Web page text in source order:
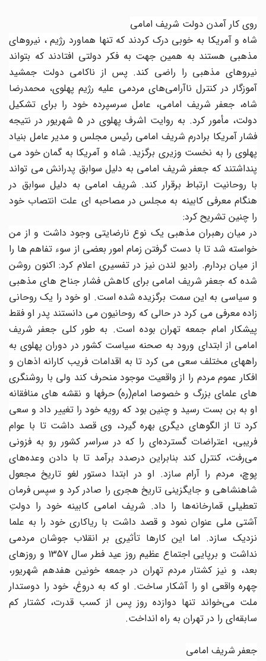
روی کار آمدن دولت شریف امامی
شاه و آمریکا به خوبی درک کردند که تنها هماورد رژیم ، نیروهای
مذهبی هستند به همین جهت به فکر دولتی افتادند که بتواند
نیروهای مذهبی را راضی کند. پس از ناکامی دولت جمشید
آموزگار در کنترل ناآرامی‌های مردمی علیه رژیم پهلوی، محمدرضا
شاه، جعفر شریف امامی، عامل سرسپرده خود را برای تشکیل
دولت، مأمور کرد. به روایت اشرف پهلوی در ۵ شهریور در نتیجه
فشار آمریکا برادرم شریف امامی رئیس مجلس و مدیر عامل بنیاد
پهلوی را به نخست وزیری برگزید. شاه و آمریکا به گمان خود می
پنداشتند که جعفر شریف امامی به دلیل سوابق پدرانش می تواند
با روحانیت ارتباط برقرار کند. شریف امامی به دلیل سوابق در
هنگام معرفی کابینه به مجلس در مصاحبه ای علت انتصاب خود
را چنین تشریح کرد:
در میان رهبران مذهبی یک نوع نارضایتی وجود داشت و از من
خواسته شد تا با دست گرفتن زمام امور بعضی از سوء تفاهم ها را
از میان بردارم. رادیو لندن نیز در تفسیری اعلام کرد: اکنون روشن
شده که جعفر شریف امامی برای کاهش فشار جناح های مذهبی
و سیاسی به این سمت برگزیده شده است. او خود را یک روحانی
زاده معرفی می کرد در حالی که روحانیون می دانستند پدر او فقط
پیشکار امام جمعه تهران بوده است. به طور کلی جعفر شریف
امامی از ابتدای ورود به صحنه سیاست کشور در دوران پهلوی به
راههای مختلف سعی می کرد تا به اقدامات فریب کارانه اذهان و
افکار عموم مردم را از واقعیت موجود منحرف کند ولی با روشنگری
های علمای بزرگ و خصوصا امام(ره) حرفها و نقشه های منافقانه
او به بن بست رسید و چنین بود که رویه خود را تغییر داد و سعی
کرد تا از الگوهای دیگری بهره گیرد، وی قصد داشت تا با عوام
فریبی، اعتراضات گسترده‌ای را که در سراسر کشور رو به فزونی
می‌رفت، کنترل کند بنابراین درصدد برآمد تا با دادن وعده‌های
پوچ، مردم را آرام سازد. او در ابتدا دستور لغو تاریخ مجعول
شاهنشاهی و جایگزینی تاریخ هجری را صادر کرد و سپس فرمان
تعطیلی قمارخانه‌ها را داد. شریف امامی کابینه خود را دولتِ
آشتی ملی عنوان نمود و قصد داشت با ریاکاری خود را به علما
نزدیک سازد. اما این کارها تأثیری بر انقلاب جوشان مردمی
نداشت و برپایی اجتماع عظیم روز عید فطر سال 1357 و روزهای
بعد، و نیز کشتار مردم تهران در جمعه خونین هفدهم شهریور،
چهره واقعی او را آشکار ساخت. او که به دروغ، خود را دوستدار
ملت می‌خواند تنها دوازده روز پس از کسب قدرت، کشتار کم
سابقه‌ای را در تهران به راه انداخت.
جعفر شریف امامی